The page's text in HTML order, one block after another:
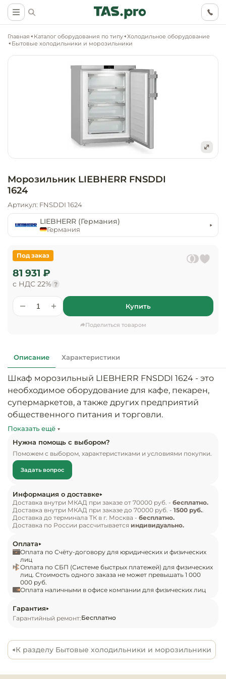
Кофейное
фастфуда
Инвентарь
Кухонный
Нейтральное
общепита
Весовое
Оснащение
Оснащение
цехов
Оснащение
Ритейл (non
объекта
оборудования
Главная Каталог оборудования по типу Холодильное оборудование
Бытовые холодильники и морозильники
Морозильник LIEBHERR FNSDDI
1624
Артикул: FNSDDI 1624
LIEBHERR (Германия)
Германия
81 931 ₽
с НДС 22% ?
Под заказ
Купить
Поделиться товаром
Описание Характеристики
Шкаф морозильный LIEBHERR FNSDDI 1624 - это
необходимое оборудование для кафе, пекарен,
супермаркетов, а также других предприятий
общественного питания и торговли.
Модель оснащена морозильной камерой с
правосторонней перенавешиваемой распашной
дверью, кабелем питания с евровилкой,
сенсорной панелью управления и монохромным
дисплеем с белой подсветкой индикации. Фасад
двери двери выполнен из нержавеющей стали с
текстурой поверхности с покрытием SmartSteel
под нержавеющую сталь серебристого оттенка,
боковины – из стали с покрытием в тон фасада,
внутренняя облицовка камеры – из белого
пластика, ящики – из белого пластика с
прозрачным фронтом и окантовками
серебристого оттенка, упаковка – из
полистирола.
Показать ещё
Нужна помощь с выбором?
Поможем с выбором, характеристиками и условиями покупки.
Задать вопрос
Информация о доставке
Доставка внутри МКАД при заказе от 70000 руб. - бесплатно.
Доставка внутри МКАД при заказе до 70000 руб. - 1500 руб..
Доставка до терминала ТК в г. Москва - бесплатно.
Доставка по России рассчитывается индивидуально.
Оплата
Оплата по Счёту-договору для юридических и физических
лиц
Оплата по СБП (Системе быстрых платежей) для физических
лиц. Стоимость одного заказа не может превышать 1 000
000 руб.
Оплата наличными в офисе компании для физических лиц
Гарантия
Гарантийный ремонт:Бесплатно
К разделу Бытовые холодильники и морозильники